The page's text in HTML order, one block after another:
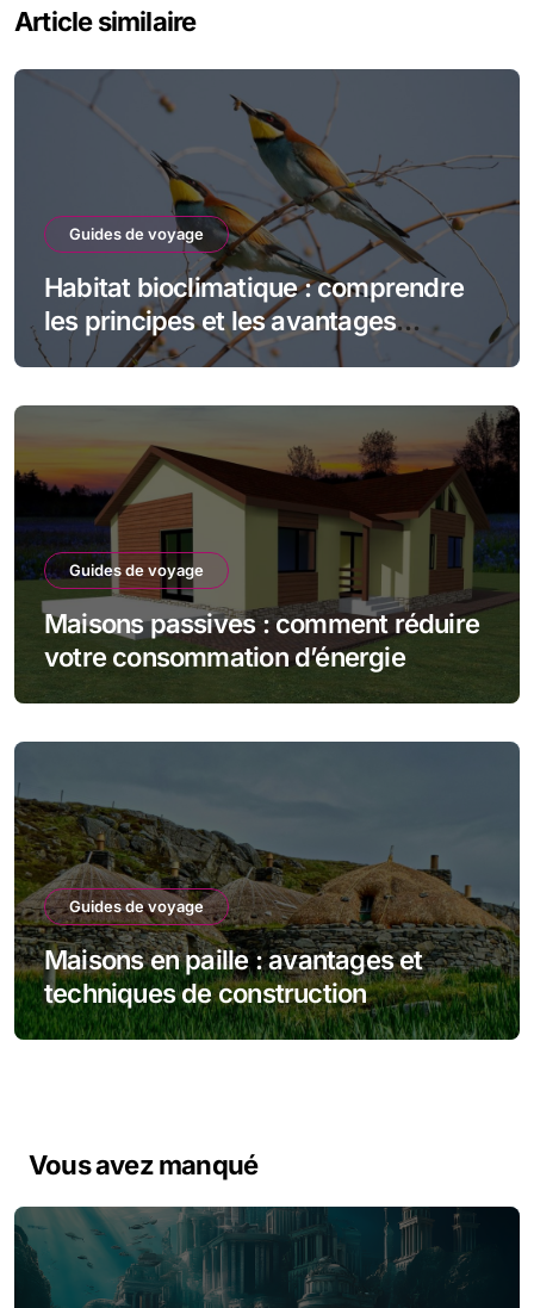
Article similaire
Guides de voyage
Habitat bioclimatique : comprendre
les principes et les avantages
écologiques
Guides de voyage
Maisons passives : comment réduire
votre consommation d’énergie
Guides de voyage
Maisons en paille : avantages et
techniques de construction
Vous avez manqué